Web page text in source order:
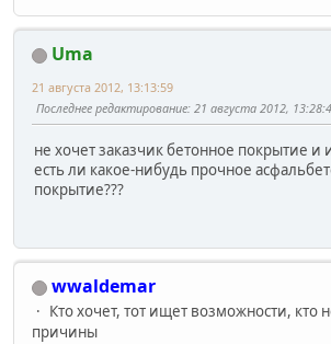
Uma
21 августа 2012, 13:13:59
Последнее редактирование: 21 августа 2012,
не хочет заказчик бетонное покрытие и
есть ли какое-нибудь прочное
покрытие???
wwaldemar
Кто хочет, тот ищет возможности, кто
причины